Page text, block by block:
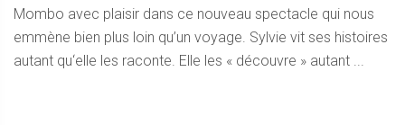
Mombo avec plaisir dans ce nouveau spectacle qui nous
emmène bien plus loin qu’un voyage. Sylvie vit ses histoires
autant qu‘elle les raconte. Elle les « découvre » autant ...